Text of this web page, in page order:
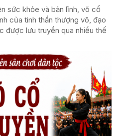
sức khỏe và bản lĩnh, võ cổ
của tinh thần thượng võ, đạo
được lưu truyền qua nhiều thế